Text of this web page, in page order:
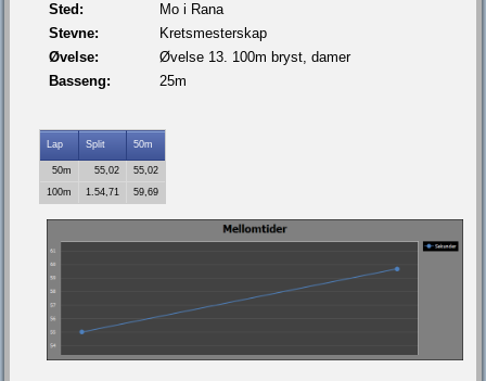
Sted:
Mo i Rana
Stevne:
Kretsmesterskap
Øvelse:
Øvelse 13. 100m bryst, damer
Basseng:
25m
Lap Split 50m
50m 55,02
55,02
100m
1.54,71 59,69